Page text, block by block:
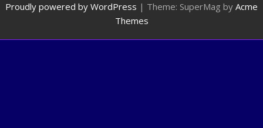
Proudly powered by WordPress | Theme: SuperMag by Acme
Themes